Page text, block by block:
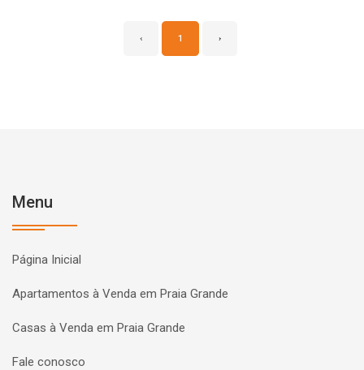
‹ 1 ›
Menu
Página Inicial
Apartamentos à Venda em Praia Grande
Casas à Venda em Praia Grande
Fale conosco